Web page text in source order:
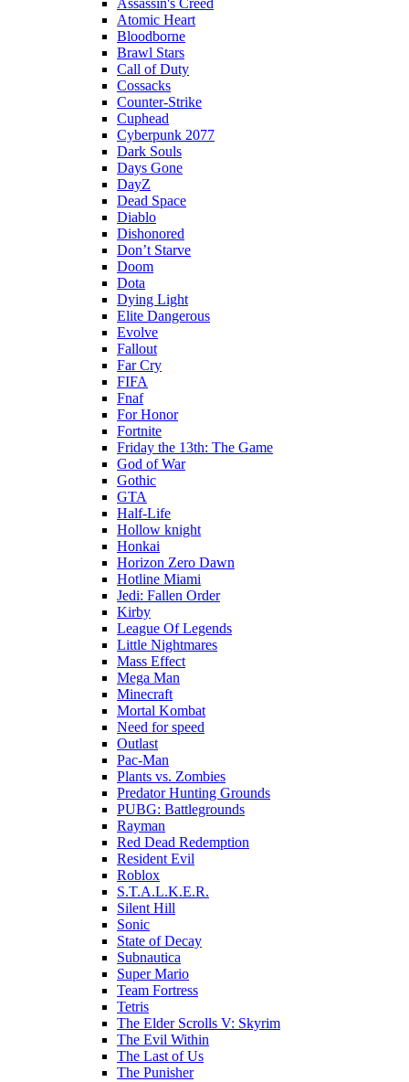
Assassin's Creed
Atomic Heart
Bloodborne
Brawl Stars
Call of Duty
Cossacks
Counter-Strike
Cuphead
Cyberpunk 2077
Dark Souls
Days Gone
DayZ
Dead Space
Diablo
Dishonored
Don’t Starve
Doom
Dota
Dying Light
Elite Dangerous
Evolve
Fallout
Far Cry
FIFA
Fnaf
For Honor
Fortnite
Friday the 13th: The Game
God of War
Gothic
GTA
Half-Life
Hollow knight
Honkai
Horizon Zero Dawn
Hotline Miami
Jedi: Fallen Order
Kirby
League Of Legends
Little Nightmares
Mass Effect
Mega Man
Minecraft
Mortal Kombat
Need for speed
Outlast
Pac-Man
Plants vs. Zombies
Predator Hunting Grounds
PUBG: Battlegrounds
Rayman
Red Dead Redemption
Resident Evil
Roblox
S.T.A.L.K.E.R.
Silent Hill
Sonic
State of Decay
Subnautica
Super Mario
Team Fortress
Tetris
The Elder Scrolls V: Skyrim
The Evil Within
The Last of Us
The Punisher